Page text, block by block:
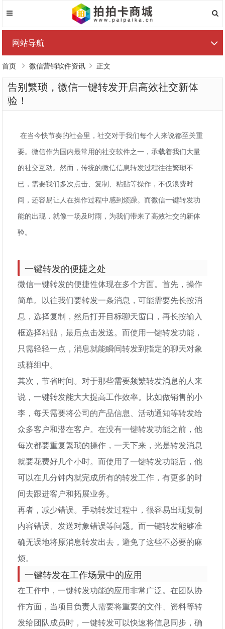
网站导航
首页 微信营销软件资讯 正文
告别繁琐，微信一键转发开启高效社交新体
验！
在当今快节奏的社会里，社交对于我们每个人来说都至关重
要。微信作为国内最常用的社交软件之一，承载着我们大量
的社交互动。然而，传统的微信信息转发过程往往繁琐不
已，需要我们多次点击、复制、粘贴等操作，不仅浪费时
间，还容易让人在操作过程中感到烦躁。而微信一键转发功
能的出现，就像一场及时雨，为我们带来了高效社交的新体
验。
一键转发的便捷之处
微信一键转发的便捷性体现在多个方面。首先，操作
简单。以往我们要转发一条消息，可能需要先长按消
息，选择复制，然后打开目标聊天窗口，再长按输入
框选择粘贴，最后点击发送。而使用一键转发功能，
只需轻轻一点，消息就能瞬间转发到指定的聊天对象
或群组中。
其次，节省时间。对于那些需要频繁转发消息的人来
说，一键转发能大大提高工作效率。比如做销售的小
李，每天需要将公司的产品信息、活动通知等转发给
众多客户和潜在客户。在没有一键转发功能之前，他
每次都要重复繁琐的操作，一天下来，光是转发消息
就要花费好几个小时。而使用了一键转发功能后，他
可以在几分钟内就完成所有的转发工作，有更多的时
间去跟进客户和拓展业务。
再者，减少错误。手动转发过程中，很容易出现复制
内容错误、发送对象错误等问题。而一键转发能够准
确无误地将原消息转发出去，避免了这些不必要的麻
烦。
一键转发在工作场景中的应用
在工作中，一键转发功能的应用非常广泛。在团队协
作方面，当项目负责人需要将重要的文件、资料等转
发给团队成员时，一键转发可以快速将信息同步，确